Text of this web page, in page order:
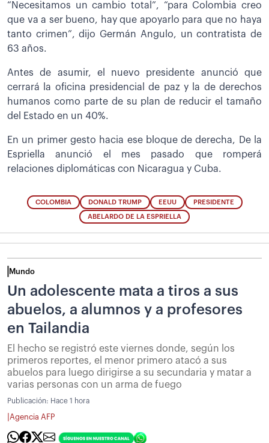
“Necesitamos un cambio total”, “para Colombia creo
que va a ser bueno, hay que apoyarlo para que no haya
tanto crimen”, dijo Germán Angulo, un contratista de
63 años.
Antes de asumir, el nuevo presidente anunció que
cerrará la oficina presidencial de paz y la de derechos
humanos como parte de su plan de reducir el tamaño
del Estado en un 40%.
En un primer gesto hacia ese bloque de derecha, De la
Espriella anunció el mes pasado que romperá
relaciones diplomáticas con Nicaragua y Cuba.
COLOMBIA DONALD TRUMP EEUU PRESIDENTE
ABELARDO DE LA ESPRIELLA
Mundo
Un adolescente mata a tiros a sus
abuelos, a alumnos y a profesores
en Tailandia
El hecho se registró este viernes donde, según los
primeros reportes, el menor primero atacó a sus
abuelos para luego dirigirse a su secundaria y matar a
varias personas con un arma de fuego
Publicación: Hace 1 hora
Agencia AFP